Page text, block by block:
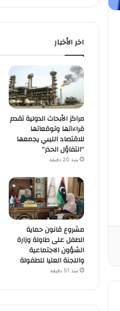
اخر الأخبار
مراكز الأبحاث الدولية تقدم
قراءاتها وتوقعاتها
للاقتصاد الليبي يجمعها
“التفاؤل الحذر”
منذ 20 دقيقة
مشروع قانون حماية
الطفل على طاولة وزارة
الشؤون الاجتماعية
واللجنة العليا للطفولة
منذ 51 دقيقة